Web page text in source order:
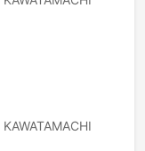
KAWATAMACHI